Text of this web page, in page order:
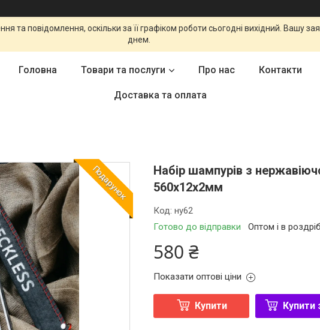
та повідомлення, оскільки за її графіком роботи сьогодні вихідний. Вашу
днем.
Головна Товари та послуги Про нас Контакти
Доставка та оплата
Подарунок
Набір шампурів з
560х12х2мм
Готово до відправки Оптом і в роздріб
Код:ну62
580 ₴
Показати оптові ціни
Купити Купити